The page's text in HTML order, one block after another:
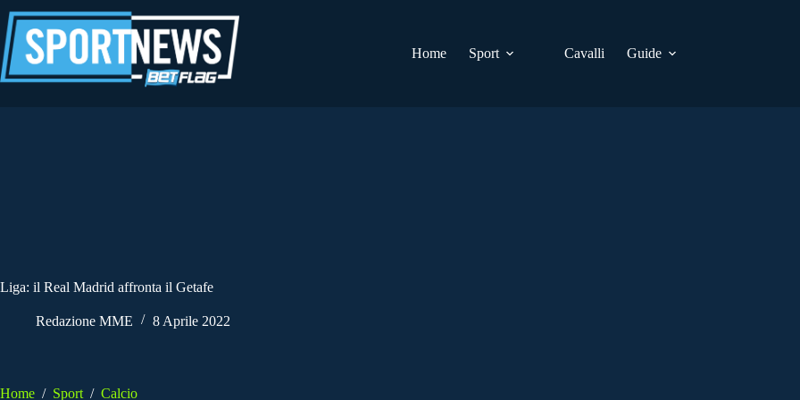
al
contenuto
Home
Sport Cavalli Guide
Liga: il Real Madrid affronta il Getafe
Redazione MME 8 Aprile 2022
Home / Sport / Calcio